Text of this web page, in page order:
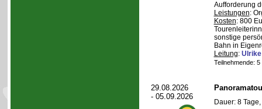
Aufforderung
Leistungen:
Kosten: 800
sonstige
Bahn in
Leitung:
Teilnehmende:
29.08.2026
- 05.09.2026
Dauer: 8